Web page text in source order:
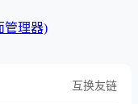
管理器)
互换友链